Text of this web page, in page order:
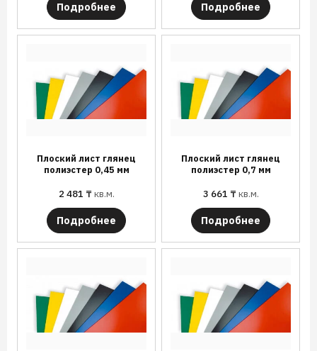
Подробнее Подробнее
Плоский лист глянец
полиэстер 0,45 мм
2 481 ₸кв.м.
Подробнее
Плоский лист глянец
полиэстер 0,7 мм
3 661 ₸кв.м.
Подробнее